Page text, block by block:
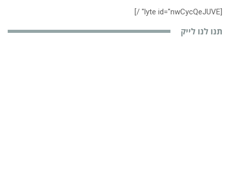
[lyte id="nwCycQeJUVE" /]
תנו לנו לייק